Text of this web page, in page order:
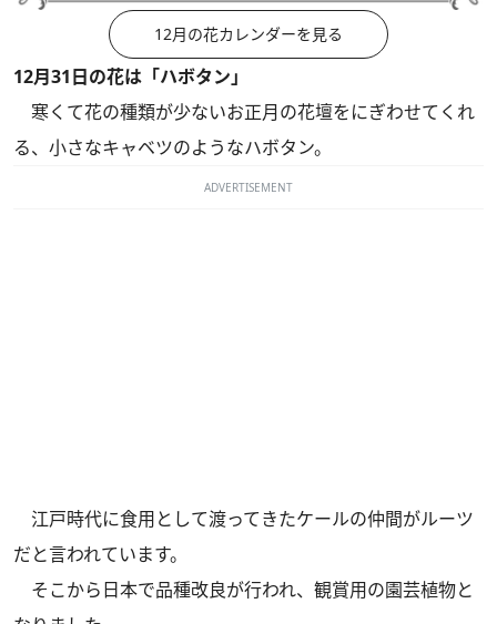
12月の花カレンダーを見る
12月31日の花は「ハボタン」
寒くて花の種類が少ないお正月の花壇をにぎわせてくれ
る、小さなキャベツのようなハボタン。
ADVERTISEMENT
江戸時代に食用として渡ってきたケールの仲間がルーツ
だと言われています。
そこから日本で品種改良が行われ、観賞用の園芸植物と